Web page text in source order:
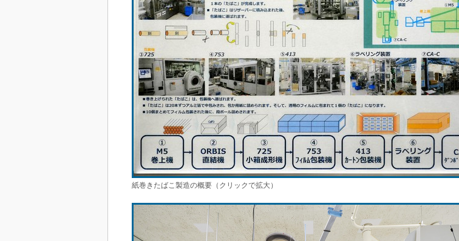
グローバル設計・開発
制御セキュリティ
新型コロナへの対応
紙巻きたばこ製造の概要（クリックで拡大）